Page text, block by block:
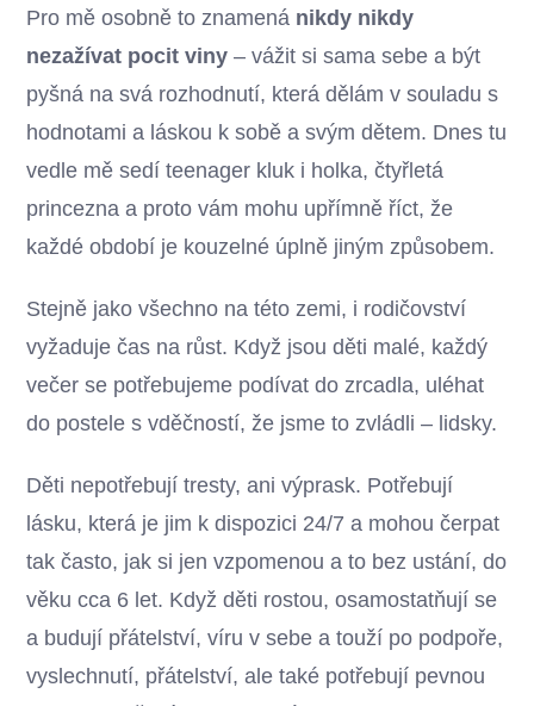
Pro mě osobně to znamená nikdy nikdy
nezažívat pocit viny – vážit si sama sebe a být
pyšná na svá rozhodnutí, která dělám v souladu s
hodnotami a láskou k sobě a svým dětem. Dnes tu
vedle mě sedí teenager kluk i holka, čtyřletá
princezna a proto vám mohu upřímně říct, že
každé období je kouzelné úplně jiným způsobem.
Stejně jako všechno na této zemi, i rodičovství
vyžaduje čas na růst. Když jsou děti malé, každý
večer se potřebujeme podívat do zrcadla, uléhat
do postele s vděčností, že jsme to zvládli – lidsky.
Děti nepotřebují tresty, ani výprask. Potřebují
lásku, která je jim k dispozici 24/7 a mohou čerpat
tak často, jak si jen vzpomenou a to bez ustání, do
věku cca 6 let. Když děti rostou, osamostatňují se
a budují přátelství, víru v sebe a touží po podpoře,
vyslechnutí, přátelství, ale také potřebují pevnou